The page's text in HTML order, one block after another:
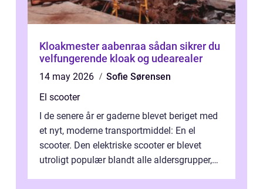
Kloakmester aabenraa sådan sikrer du
velfungerende kloak og udearealer
14 may 2026
Sofie Sørensen
El scooter
I de senere år er gaderne blevet beriget med
et nyt, moderne transportmiddel: En el
scooter. Den elektriske scooter er blevet
utroligt populær blandt alle aldersgrupper,